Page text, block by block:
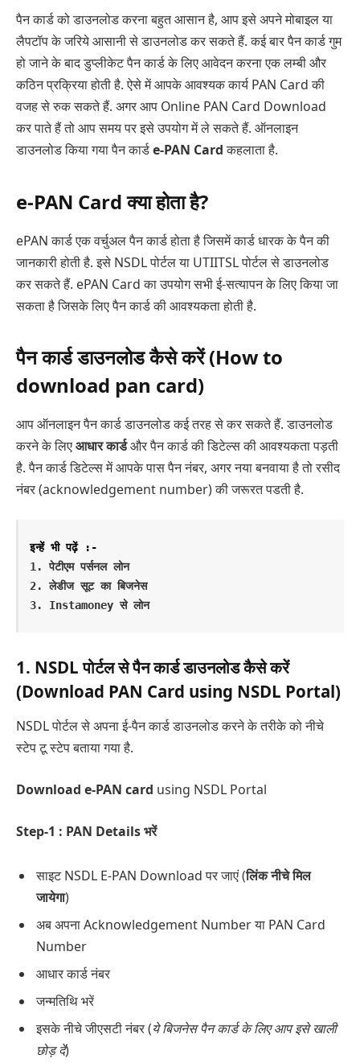
पैन कार्ड को डाउनलोड करना बहुत आसान है, आप इसे अपने मोबाइल या
लैपटॉप के जरिये आसानी से डाउनलोड कर सकते हैं. कई बार पैन कार्ड गुम
हो जाने के बाद डुप्लीकेट पैन कार्ड के लिए आवेदन करना एक लम्बी और
कठिन प्रक्रिया होती है. ऐसे में आपके आवश्यक कार्य PAN Card की
वजह से रुक सकते हैं. अगर आप Online PAN Card Download
कर पाते हैं तो आप समय पर इसे उपयोग में ले सकते हैं. ऑनलाइन
डाउनलोड किया गया पैन कार्डe-PAN Cardकहलाता है.
e-PAN Card क्या होता है?
ePAN कार्ड एक वर्चुअल पैन कार्ड होता है जिसमें कार्ड धारक के पैन की
जानकारी होती है. इसे NSDL पोर्टल या UTIITSL पोर्टल से डाउनलोड
कर सकते हैं. ePAN Card का उपयोग सभी ई-सत्यापन के लिए किया जा
सकता है जिसके लिए पैन कार्ड की आवश्यकता होती है.
पैन कार्ड डाउनलोड कैसे करें (How to
download pan card)
आप ऑनलाइन पैन कार्ड डाउनलोड कई तरह से कर सकते हैं. डाउनलोड
करने के लिएआधार कार्डऔर पैन कार्ड की डिटेल्स की आवश्यकता पड़ती
है. पैन कार्ड डिटेल्स में आपके पास पैन नंबर, अगर नया बनवाया है तो रसीद
नंबर (acknowledgement number) की जरूरत पडती है.
इन्हें भी पढ़ें :-
1. पेटीएम पर्सनल लोन
2. लेडीज सूट का बिजनेस
3. Instamoney से लोन
1. NSDL पोर्टल से पैन कार्ड डाउनलोड कैसे करें
(Download PAN Card using NSDL Portal)
NSDL पोर्टल से अपना ई-पैन कार्ड डाउनलोड करने के तरीके को नीचे
स्टेप टू स्टेप बताया गया है.
Download e-PAN card using NSDL Portal
Step-1 : PAN Details भरें
साइट NSDL E-PAN Download पर जाएं (लिंक नीचे मिल
जायेगा)
अब अपना Acknowledgement Number या PAN Card
Number
आधार कार्ड नंबर
जन्मतिथि भरें
इसके नीचे जीएसटी नंबर (ये बिजनेस पैन कार्ड के लिए आप इसे खाली
छोड़ दें)